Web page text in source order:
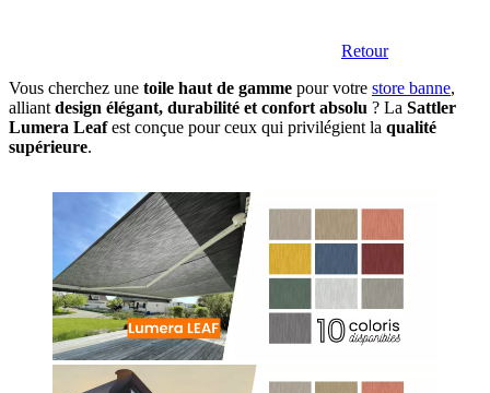
Retour
Vous cherchez une toile haut de gamme pour votre store banne,
alliant design élégant, durabilité et confort absolu ? La Sattler
Lumera Leafest conçue pour ceux qui privilégient la qualité
supérieure.